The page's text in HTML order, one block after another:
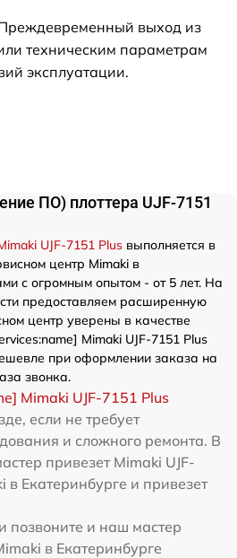
выход из
техническим параметрам
эксплуатации.
ПО) плоттера UJF-7151
UJF-7151 Plus выполняется в
центр Mimaki в
с огромным опытом - от 5 лет. На
предоставляем расширенную
центр уверены в качестве
Mimaki UJF-7151 Plus
при оформлении заказа на
звонка.
Mimaki UJF-7151 Plus
если не требует
и сложного ремонта. В
привезет Mimaki UJF-
в Екатеринбурге и привезет
позвоните и наш мастер
в Екатеринбурге